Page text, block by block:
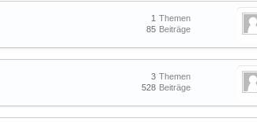
Themen
1
Beiträge
85
Themen
3
Beiträge
528